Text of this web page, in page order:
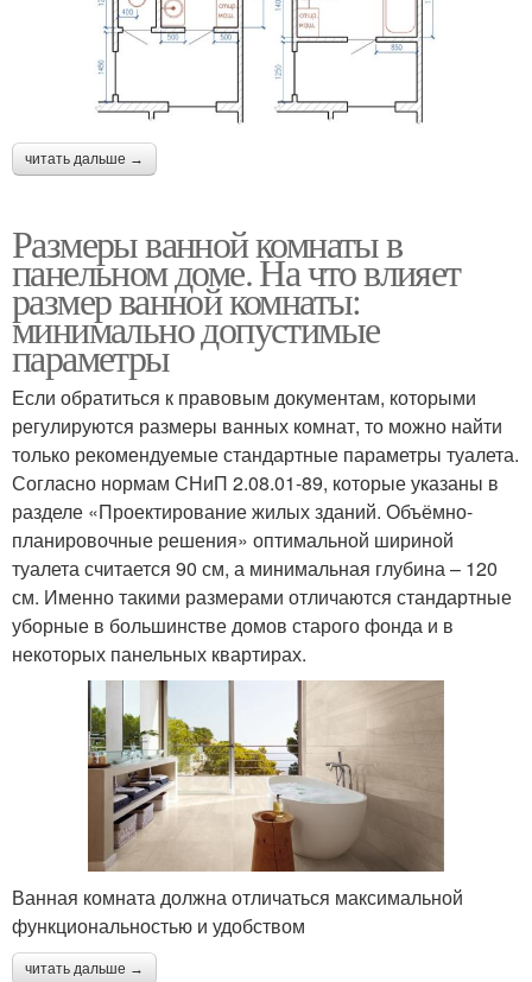
читать дальше →
Размеры ванной комнаты в
панельном доме. На что влияет
размер ванной комнаты:
минимально допустимые
параметры
Если обратиться к правовым документам, которыми
регулируются размеры ванных комнат, то можно найти
только рекомендуемые стандартные параметры туалета.
Согласно нормам СНиП 2.08.01-89, которые указаны в
разделе «Проектирование жилых зданий. Объёмно-
планировочные решения» оптимальной шириной
туалета считается 90 см, а минимальная глубина – 120
см. Именно такими размерами отличаются стандартные
уборные в большинстве домов старого фонда и в
некоторых панельных квартирах.
Ванная комната должна отличаться максимальной
функциональностью и удобством
читать дальше →